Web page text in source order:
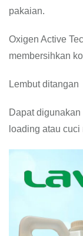
pakaian.
Oxigen Active
membersihkan
Lembut ditangan
Dapat
loading atau